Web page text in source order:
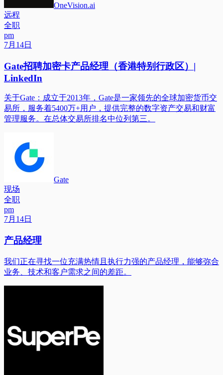
OneVision.ai
远程
全职
pm
7月14日
Gate招聘加密卡产品经理（香港特别行政区）|
LinkedIn
关于Gate：成立于2013年，Gate是一家领先的全球加密货币交
易所，服务着5400万+用户，提供完整的数字资产交易和财富
管理服务。在总体交易所排名中位列第三。
Gate
现场
全职
pm
7月14日
产品经理
我们正在寻找一位充满热情且执行力强的产品经理，能够弥合
业务、技术和客户需求之间的差距。